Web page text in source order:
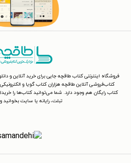
فروشگاه اینترنتی کتاب طاقچه جایی برای خرید آنلاین و
کتاب‌فروشی آنلاین طاقچه هزاران کتاب گویا و
کتاب رایگان هم وجود دارد. شما می‌توانید کتاب‌ها را
تبلت، رایانه یا سایت بخوانید